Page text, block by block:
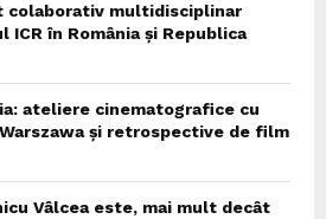
colaborativ multidisciplinar
ICR în România și Republica
ateliere cinematografice cu
și retrospective de film
Vâlcea este, mai mult decât